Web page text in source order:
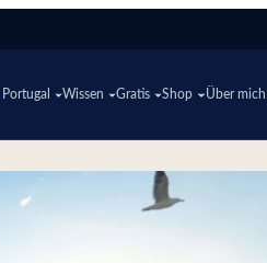
Wissen Gratis Shop Über mich